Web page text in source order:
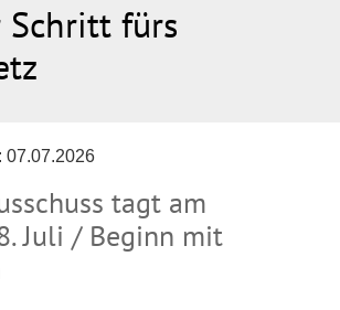
Schritt fürs
07.07.2026
tagt am
Juli / Beginn mit